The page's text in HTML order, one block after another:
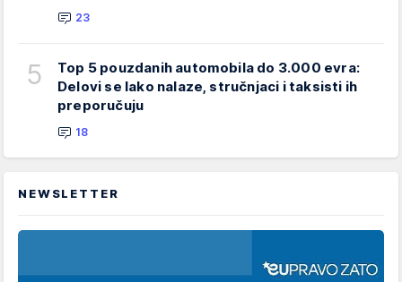
23
5
Top 5 pouzdanih automobila do 3.000 evra:
Delovi se lako nalaze, stručnjaci i taksisti ih
preporučuju
18
NEWSLETTER